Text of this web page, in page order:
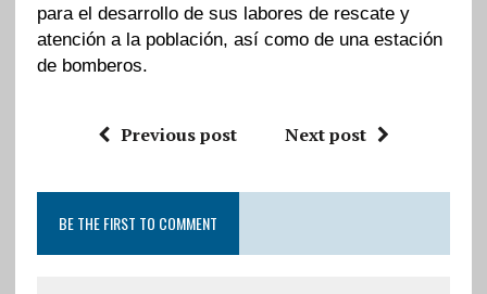
para el desarrollo de sus labores de rescate y
atención a la población, así como de una estación
de bomberos.
Previous post Next post
BE THE FIRST TO COMMENT